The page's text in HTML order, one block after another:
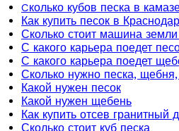
Cколько кубов песка в
Как купить песок в
Сколько стоит машина
С какого карьера поедет
С какого карьера поедет
Сколько нужно песка,
Какой нужен песок
Какой нужен щебень
Как купить отсев гранитный
Сколько стоит куб песка